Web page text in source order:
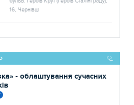
16, Чернівці
- облаштування сучасних